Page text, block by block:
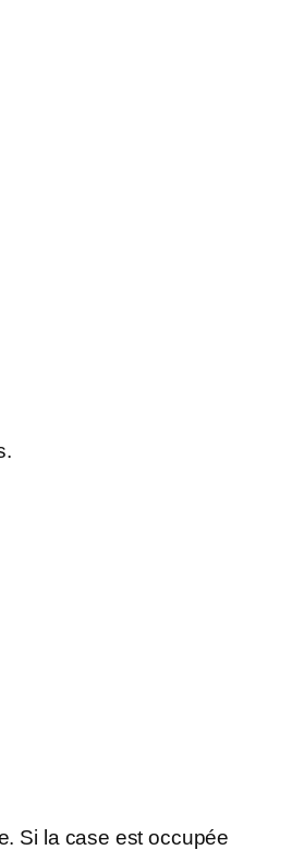
Si la case est occupée